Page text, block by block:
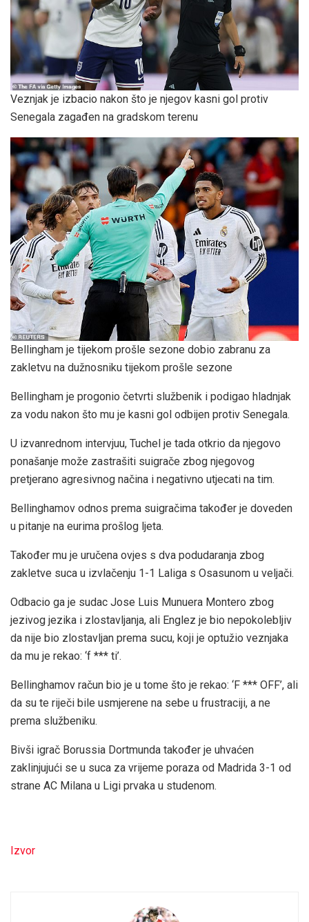
Veznjak je izbacio nakon što je njegov kasni gol protiv
Senegala zagađen na gradskom terenu
Bellingham je tijekom prošle sezone dobio zabranu za
zakletvu na dužnosniku tijekom prošle sezone
Bellingham je progonio četvrti službenik i podigao hladnjak
za vodu nakon što mu je kasni gol odbijen protiv Senegala.
U izvanrednom intervjuu, Tuchel je tada otkrio da njegovo
ponašanje može zastrašiti suigrače zbog njegovog
pretjerano agresivnog načina i negativno utjecati na tim.
Bellinghamov odnos prema suigračima također je doveden
u pitanje na eurima prošlog ljeta.
Također mu je uručena ovjes s dva podudaranja zbog
zakletve suca u izvlačenju 1-1 Laliga s Osasunom u veljači.
Odbacio ga je sudac Jose Luis Munuera Montero zbog
jezivog jezika i zlostavljanja, ali Englez je bio nepokolebljiv
da nije bio zlostavljan prema sucu, koji je optužio veznjaka
da mu je rekao: ‘f *** ti’.
Bellinghamov račun bio je u tome što je rekao: ‘F *** OFF’, ali
da su te riječi bile usmjerene na sebe u frustraciji, a ne
prema službeniku.
Bivši igrač Borussia Dortmunda također je uhvaćen
zaklinjujući se u suca za vrijeme poraza od Madrida 3-1 od
strane AC Milana u Ligi prvaka u studenom.
Izvor